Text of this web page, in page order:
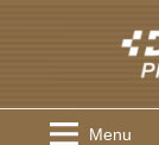
Menu